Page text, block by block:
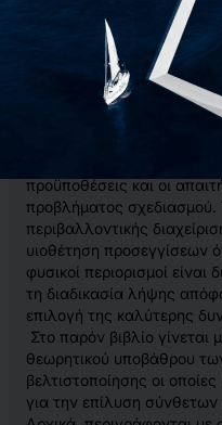
διαδικασία αυτή του
αξιολόγησης θα πρέπει
στόχους. Ταυτόχρονα θα
διαφορετικές οπτικές και
λύση να είναι η βέλτιστη
Οι μέθοδοι
χρήσιμο εργαλείο της
αποτυπώνονται με
προϋποθέσεις και οι
προβλήματος
περιβαλλοντικής
υιοθέτηση προσεγγίσεων
φυσικοί περιορισμοί
τη διαδικασία λήψης
επιλογή της καλύτερης
Στο παρόν βιβλίο
θεωρητικού υποβάθρου
βελτιστοποίησης οι
για την επίλυση